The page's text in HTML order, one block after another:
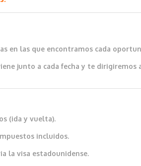
en las que encontramos cada
junto a cada fecha y te
(ida y vuelta).
incluidos.
la visa estadounidense.